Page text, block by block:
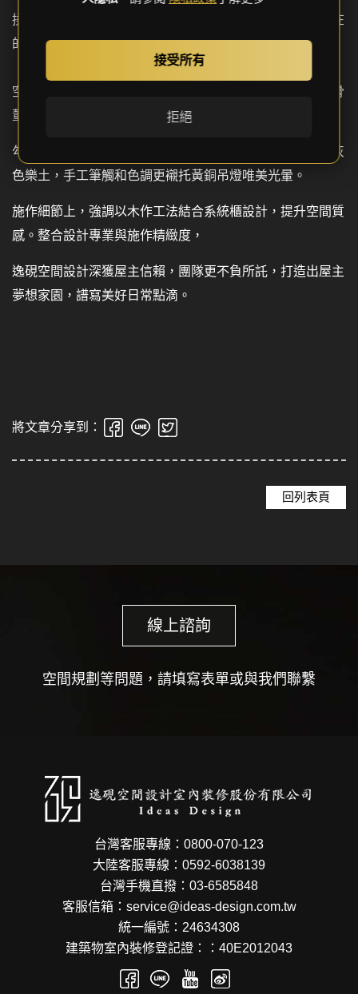
揉和鄉村與華美歐式氛圍為基底，並賦予家中愛寵兔子自在
的活動空間。
空間調性以灰色調微鄉村為基底，融入女屋主收藏的百年骨
董黃銅吊燈，重構客廳氛圍，展示在電視牆旁，
勾勒出視覺焦點。電視牆則採木作不對稱線條造型，漆飾灰
色樂土，手工筆觸和色調更襯托黃銅吊燈唯美光暈。
施作細節上，強調以木作工法結合系統櫃設計，提升空間質
感。整合設計專業與施作精緻度，
逸硯空間設計深獲屋主信賴，團隊更不負所託，打造出屋主
夢想家園，譜寫美好日常點滴。
將文章分享到：
回列表頁
線上諮詢
空間規劃等問題，請填寫表單或與我們聯繫
台灣客服專線：0800-070-123
大陸客服專線：0592-6038139
台灣手機直撥：03-6585848
客服信箱：service@ideas-design.com.tw
統一編號：24634308
建築物室內裝修登記證：：40E2012043
接受所有
拒絕